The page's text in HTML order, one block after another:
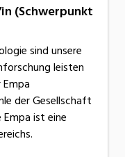
(Schwerpunkt
sind unsere
leisten
der Gesellschaft
ist eine